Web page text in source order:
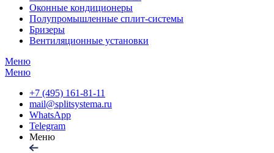
Оконные кондиционеры
Полупромышленные сплит-системы
Бризеры
Вентиляционные установки
Меню
Меню
+7 (495) 161-81-11
mail@splitsystema.ru
WhatsApp
Telegram
Меню